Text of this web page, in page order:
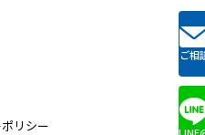
ご相
リシー